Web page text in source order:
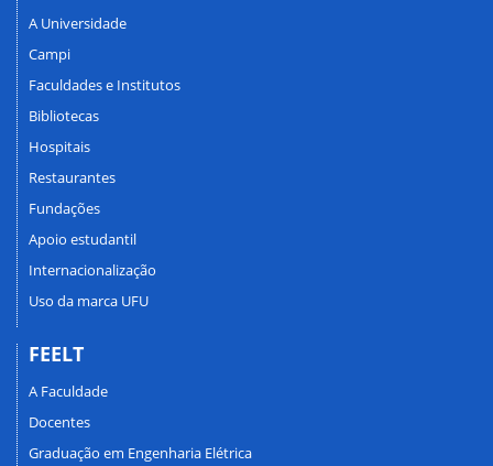
A Universidade
Campi
Faculdades e Institutos
Bibliotecas
Hospitais
Restaurantes
Fundações
Apoio estudantil
Internacionalização
Uso da marca UFU
FEELT
A Faculdade
Docentes
Graduação em Engenharia Elétrica